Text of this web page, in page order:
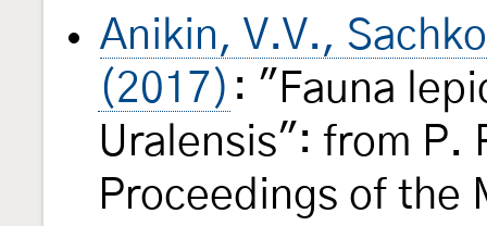
Anikin, V.V.,
(2017) : "Fauna
Uralensis": from P.
Proceedings of the